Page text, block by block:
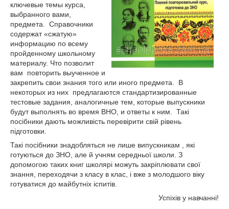
ключевые темы курса,
выбранного вами,
предмета. Справочники
содержат «сжатую»
информацию по всему
пройденному школьному
материалу. Что позволит
вам повторить выученное и
закрепить свои знания того или иного предмета. В
некоторых из них предлагаются стандартизированные
тестовые задания, аналогичные тем, которые выпускники
будут выполнять во время ВНО, и ответы к ним. Такі
посібники дають можливість перевірити свій рівень
підготовки.
Такі посібники знадобляться не лише випускникам , які
готуються до ЗНО, але й учням середньої школи. З
допомогою таких книг школярі можуть закріплювати свої
знання, переходячи з класу в клас, і вже з молодшого віку
готуватися до майбутніх іспитів.
Успіхів у навчанні!